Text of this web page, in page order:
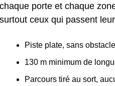
chaque porte et chaque
surtout ceux qui passent
Piste plate, sans
130 m minimum de
Parcours tiré au sort,